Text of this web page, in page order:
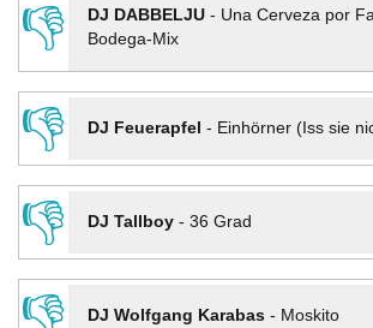
👎
DJ DABBELJU- Una Cerveza por
Bodega-Mix
👎
DJ Feuerapfel - Einhörner (Iss sie
👎
DJ Tallboy- 36 Grad
👎
DJ Wolfgang Karabas- Moskito